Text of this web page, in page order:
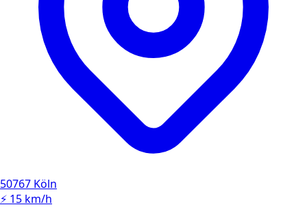
50767 Köln
⚡ 15 km/h